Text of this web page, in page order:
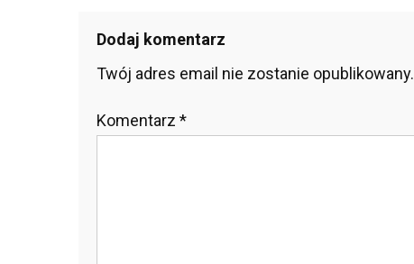
Dodaj komentarz
Twój adres email nie zostanie opublikowany.
Komentarz *